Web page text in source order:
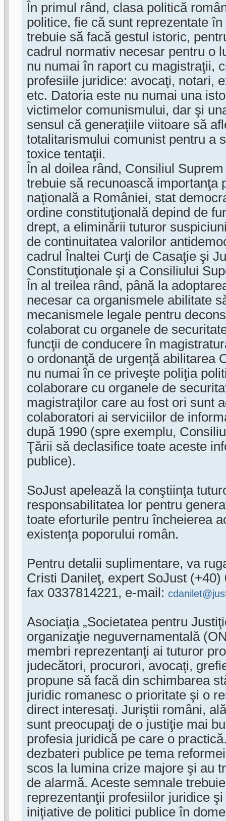
În primul rând, clasa politică
politice, fie că sunt reprezentate
trebuie să facă gestul istoric,
cadrul normativ necesar pentru o
nu numai în raport cu magistraţii,
profesiile juridice: avocaţi, notari,
etc. Datoria este nu numai una
victimelor comunismului, dar şi
sensul că generaţiile viitoare să
totalitarismului comunist pentru a
toxice tentaţii.
În al doilea rând, Consiliul
trebuie să recunoască importanţa
naţională a României, stat
ordine constituţională depind de
drept, a eliminării tuturor
de continuitatea valorilor
cadrul Înaltei Curţi de Casaţie şi
Constituţionale şi a Consiliului
În al treilea rând, până la
necesar ca organismele abilitate
mecanismele legale pentru
colaborat cu organele de
funcţii de conducere în
o ordonanţă de urgenţă abilitarea
nu numai în ce priveşte poliţia
colaborare cu organele de
magistraţilor care au fost ori sunt
colaboratori ai serviciilor de
după 1990 (spre exemplu,
Ţării să declasifice toate aceste
publice).
SoJust apelează la conştiinţa
responsabilitatea lor pentru
toate eforturile pentru încheierea
existenţa poporului român.
Pentru detalii suplimentare, va
Cristi Danileţ, expert SoJust (+40)
fax 0337814221, e-mail:
Asociaţia „Societatea pentru
organizaţie neguvernamentală
membri reprezentanţi ai tuturor
judecători, procurori, avocaţi,
propune să facă din schimbarea
juridic romanesc o prioritate şi o
direct interesaţi. Juriştii români,
sunt preocupaţi de o justiţie mai
profesia juridică pe care o
dezbateri publice pe tema
scos la lumina crize majore şi au
de alarmă. Aceste semnale
reprezentanţii profesiilor juridice
iniţiative de politici publice în